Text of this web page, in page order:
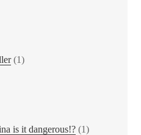
(1)
is it dangerous!? (1)